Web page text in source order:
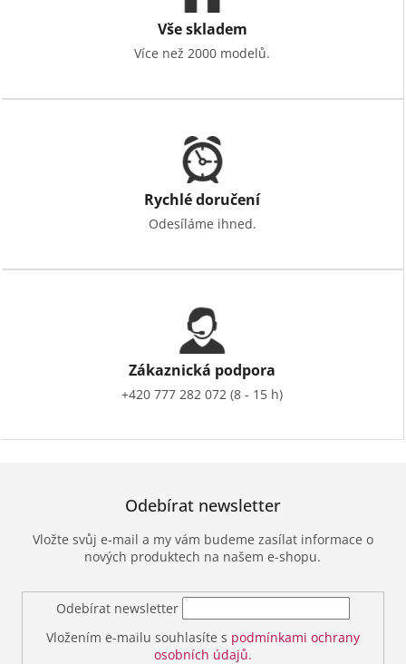
Vše skladem
Více než 2000 modelů.
Rychlé doručení
Odesíláme ihned.
Zákaznická podpora
+420 777 282 072 (8 - 15 h)
Odebírat newsletter
Vložte svůj e-mail a my vám budeme zasílat informace o
nových produktech na našem e-shopu.
Odebírat newsletter
Vložením e-mailu souhlasíte s podmínkami ochrany
osobních údajů.